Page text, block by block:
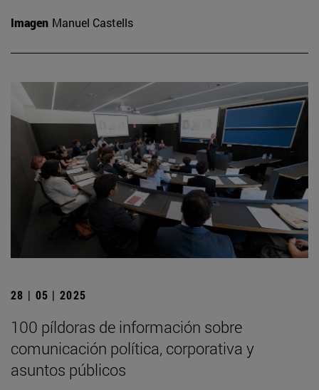
Imagen Manuel Castells
28 | 05 | 2025
100 píldoras de información sobre
comunicación política, corporativa y
asuntos públicos